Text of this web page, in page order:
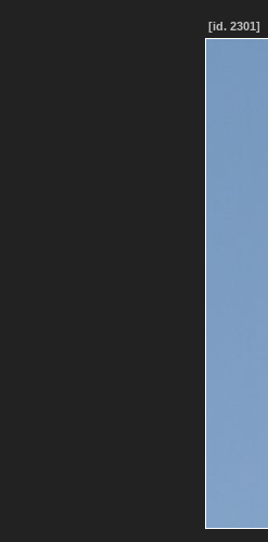
[id. 2301]